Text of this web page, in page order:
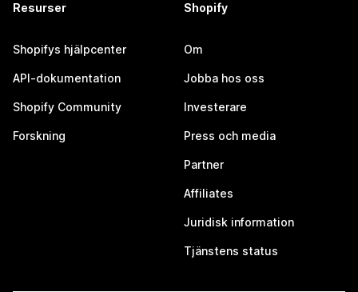
Resurser
Shopifys hjälpcenter
API-dokumentation
Shopify Community
Forskning
Shopify
Om
Jobba hos oss
Investerare
Press och media
Partner
Affiliates
Juridisk information
Tjänstens status